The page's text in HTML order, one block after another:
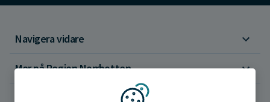
Navigera vidare
Mer på Region Norrbotten